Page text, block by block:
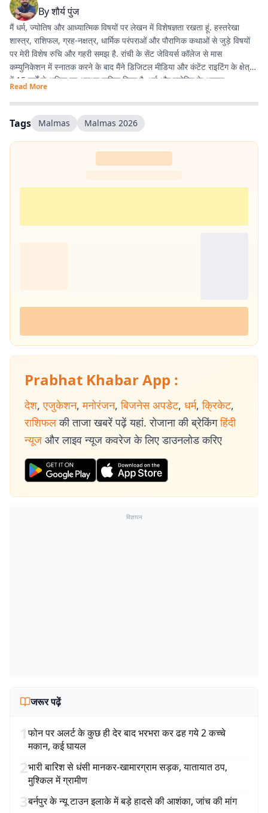
Byशौर्य पुंज
मैं धर्म, ज्योतिष और आध्यात्मिक विषयों पर लेखन में विशेषज्ञता रखता हूं. हस्तरेखा
शास्त्र, राशिफल, ग्रह-नक्षत्र, धार्मिक परंपराओं और पौराणिक कथाओं से जुड़े विषयों
पर मेरी विशेष रुचि और गहरी समझ है. रांची के सेंट जेवियर्स कॉलेज से मास
कम्युनिकेशन में स्नातक करने के बाद मैंने डिजिटल मीडिया और कंटेंट राइटिंग के क्षेत्र
में 15 वर्षों से अधिक का अनुभव हासिल किया है. धर्म और ज्योतिष के अलावा
एंटरटेनमेंट, लाइफस्टाइल और शिक्षा जैसे विषयों पर भी लगातार लेखन करता रहा हूं.
मेरी कोशिश रहती है कि जटिल विषयों को आसान, रोचक और भरोसेमंद तरीके से पाठकों
तक पहुंचाया जाए.
Read More
Tags Malmas Malmas 2026
Prabhat Khabar App :
देश, एजुकेशन, मनोरंजन, बिजनेस अपडेट, धर्म, क्रिकेट,
राशिफल की ताजा खबरें पढ़ें यहां. रोजाना की ब्रेकिंग हिंदी
न्यूज और लाइव न्यूज कवरेज के लिए डाउनलोड करिए
विज्ञापन
जरूर पढ़ें
1फोन पर अलर्ट के कुछ ही देर बाद भरभरा कर ढह गये 2 कच्चे
मकान, कई घायल
2भारी बारिश से धंसी मानकर-खामारग्राम सड़क, यातायात ठप,
मुश्किल में ग्रामीण
3बर्नपुर के न्यू टाउन इलाके में बड़े हादसे की आशंका, जांच की मांग